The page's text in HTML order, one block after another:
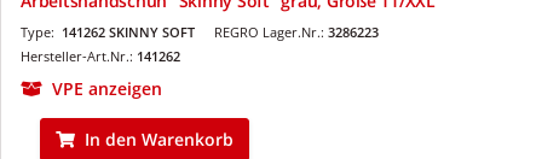
REGRO Lager.Nr.: 3286223
Type: 141262 SKINNY SOFT
Hersteller-Art.Nr.: 141262
VPE anzeigen
In den Warenkorb